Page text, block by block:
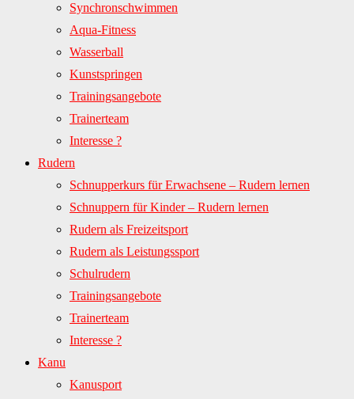
Synchronschwimmen
Aqua-Fitness
Wasserball
Kunstspringen
Trainingsangebote
Trainerteam
Interesse ?
Rudern
Schnupperkurs für Erwachsene – Rudern lernen
Schnuppern für Kinder – Rudern lernen
Rudern als Freizeitsport
Rudern als Leistungssport
Schulrudern
Trainingsangebote
Trainerteam
Interesse ?
Kanu
Kanusport